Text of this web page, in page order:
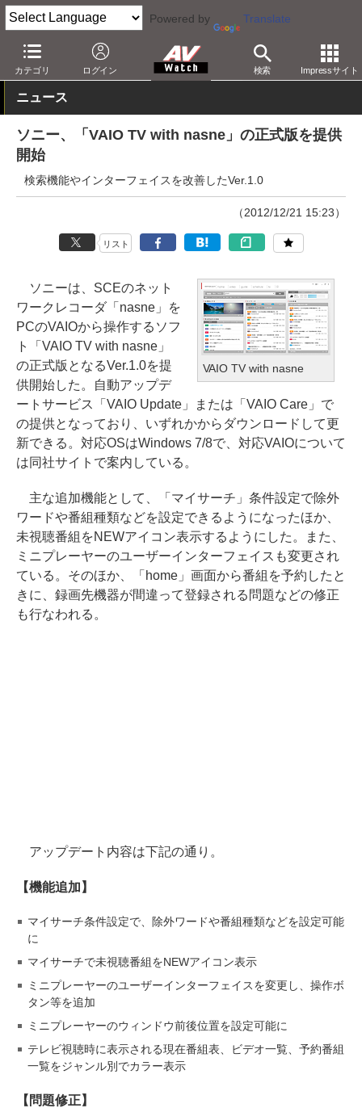
Powered by Translate
カテゴリ ログイン 検索 Impressサイト
AV Watch 製品 レコーダ nasne/torne
ニュース
ソニー、「VAIO TV with nasne」の正式版を提供
開始
検索機能やインターフェイスを改善したVer.1.0
（2012/12/21 15:23）
リスト
VAIO TV with nasne
ソニーは、SCEのネット
ワークレコーダ「nasne」を
PCのVAIOから操作するソフ
ト「VAIO TV with nasne」
の正式版となるVer.1.0を提
供開始した。自動アップデ
ートサービス「VAIO Update」または「VAIO Care」で
の提供となっており、いずれかからダウンロードして更
新できる。対応OSはWindows 7/8で、対応VAIOについて
は同社サイトで案内している。
主な追加機能として、「マイサーチ」条件設定で除外
ワードや番組種類などを設定できるようになったほか、
未視聴番組をNEWアイコン表示するようにした。また、
ミニプレーヤーのユーザーインターフェイスも変更され
ている。そのほか、「home」画面から番組を予約したと
きに、録画先機器が間違って登録される問題などの修正
も行なわれる。
アップデート内容は下記の通り。
【機能追加】
マイサーチ条件設定で、除外ワードや番組種類などを設定可能
に
マイサーチで未視聴番組をNEWアイコン表示
ミニプレーヤーのユーザーインターフェイスを変更し、操作ボ
タン等を追加
ミニプレーヤーのウィンドウ前後位置を設定可能に
テレビ視聴時に表示される現在番組表、ビデオ一覧、予約番組
一覧をジャンル別でカラー表示
【問題修正】